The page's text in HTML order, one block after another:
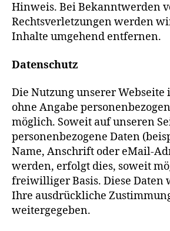
Hinweis. Bei Bekanntwerden
Rechtsverletzungen werden
Inhalte umgehend entfernen.
Datenschutz
Die Nutzung unserer Webseite
ohne Angabe
möglich. Soweit auf unseren
personenbezogene Daten
Name, Anschrift oder eMail-
werden, erfolgt dies, soweit
freiwilliger Basis. Diese Daten
Ihre ausdrückliche
weitergegeben.